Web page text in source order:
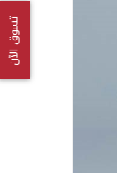
تسوق الآن